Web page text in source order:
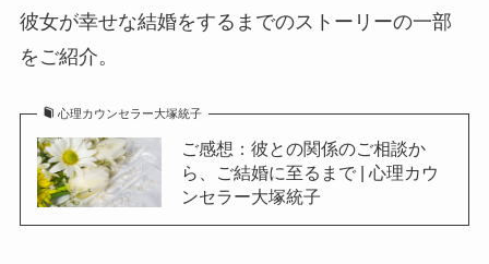
彼女が幸せな結婚をするまでのストーリーの一部
をご紹介。
心理カウンセラー大塚統子
ご感想：彼との関係のご相談か
ら、ご結婚に至るまで | 心理カウ
ンセラー大塚統子